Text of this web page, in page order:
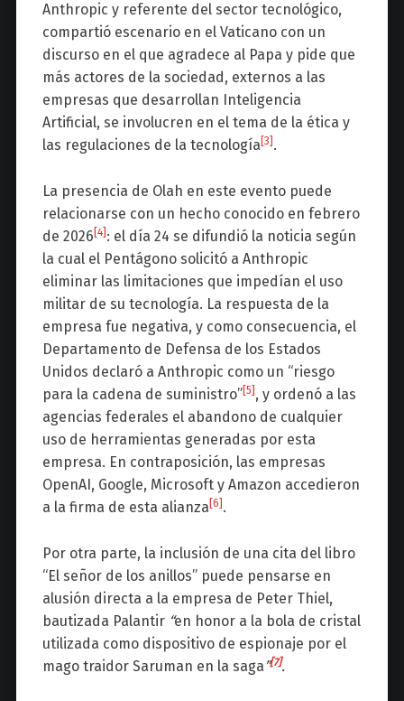
Anthropic y referente del sector tecnológico,
compartió escenario en el Vaticano con un
discurso en el que agradece al Papa y pide que
más actores de la sociedad, externos a las
empresas que desarrollan Inteligencia
Artificial, se involucren en el tema de la ética y
las regulaciones de la tecnología [3] .
La presencia de Olah en este evento puede
relacionarse con un hecho conocido en febrero
de 2026 [4] : el día 24 se difundió la noticia según
la cual el Pentágono solicitó a Anthropic
eliminar las limitaciones que impedían el uso
militar de su tecnología. La respuesta de la
empresa fue negativa, y como consecuencia, el
Departamento de Defensa de los Estados
Unidos declaró a Anthropic como un “riesgo
para la cadena de suministro”[5] , y ordenó a las
agencias federales el abandono de cualquier
uso de herramientas generadas por esta
empresa. En contraposición, las empresas
OpenAI, Google, Microsoft y Amazon accedieron
a la firma de esta alianza [6] .
Por otra parte, la inclusión de una cita del libro
“El señor de los anillos” puede pensarse en
alusión directa a la empresa de Peter Thiel,
bautizada Palantir “en honor a la bola de cristal
utilizada como dispositivo de espionaje por el
mago traidor Saruman en la saga ”[7].